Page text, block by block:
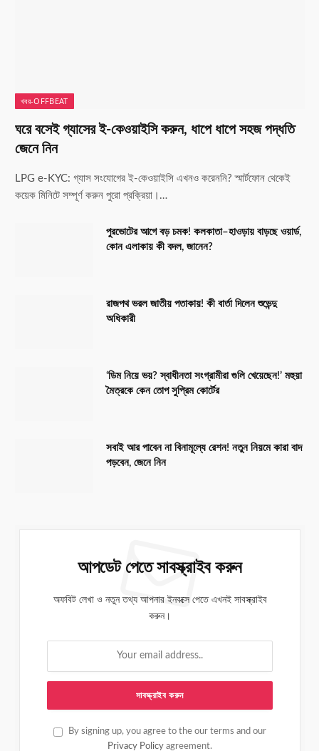
খবর-OFFBEAT
ঘরে বসেই গ্যাসের ই-কেওয়াইসি করুন, ধাপে ধাপে সহজ পদ্ধতি
জেনে নিন
LPG e-KYC: গ্যাস সংযোগের ই-কেওয়াইসি এখনও করেননি? স্মার্টফোন থেকেই
কয়েক মিনিটে সম্পূর্ণ করুন পুরো প্রক্রিয়া।…
পুরভোটের আগে বড় চমক! কলকাতা–হাওড়ায় বাড়ছে ওয়ার্ড,
কোন এলাকায় কী বদল, জানেন?
রাজপথ ভরল জাতীয় পতাকায়! কী বার্তা দিলেন শুভেন্দু
অধিকারী
‘ডিম নিয়ে ভয়? স্বাধীনতা সংগ্রামীরা গুলি খেয়েছেন!’ মহুয়া
মৈত্রকে কেন তোপ সুপ্রিম কোর্টের
সবাই আর পাবেন না বিনামূল্যে রেশন! নতুন নিয়মে কারা বাদ
পড়বেন, জেনে নিন
আপডেট পেতে সাবস্ক্রাইব করুন
অফবিট লেখা ও নতুন তথ্য আপনার ইনবক্সে পেতে এখনই সাবস্ক্রাইব
করুন।
By signing up, you agree to the our terms and our
Privacy Policy agreement.